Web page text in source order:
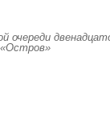
очереди